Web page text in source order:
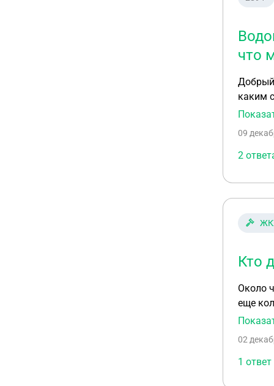
что
Добрый
каким
баков,
09
2
Кто
Около
еще
02
1 ответ